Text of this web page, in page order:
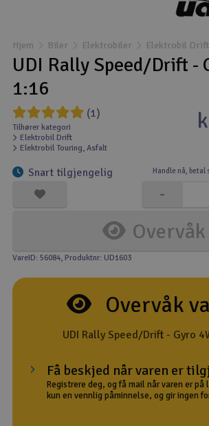
Droner
Droner for FPV
Fly
Helikopter
Kamerautstyr
Modellbygging, LEGO &
Modelljernbane
Motor & tilbehør
Outlet
Radioutstyr
Hjem Biler Elektrobiler Elektrobil Drift
UDI Rally Speed/Drift -
1:16
(1)
Tilhører kategori
Elektrobil Drift
Elektrobil Touring, Asfalt
Handle nå, betal
Overvåk
-
Snart tilgjengelig
VareID: 56084, Produktnr: UD1603
Overvåk
UDI Rally Speed/Drift - Gyro
Få beskjed når varen er
Registrere deg, og få mail når varen er på
kun en vennlig påminnelse, og gir ingen